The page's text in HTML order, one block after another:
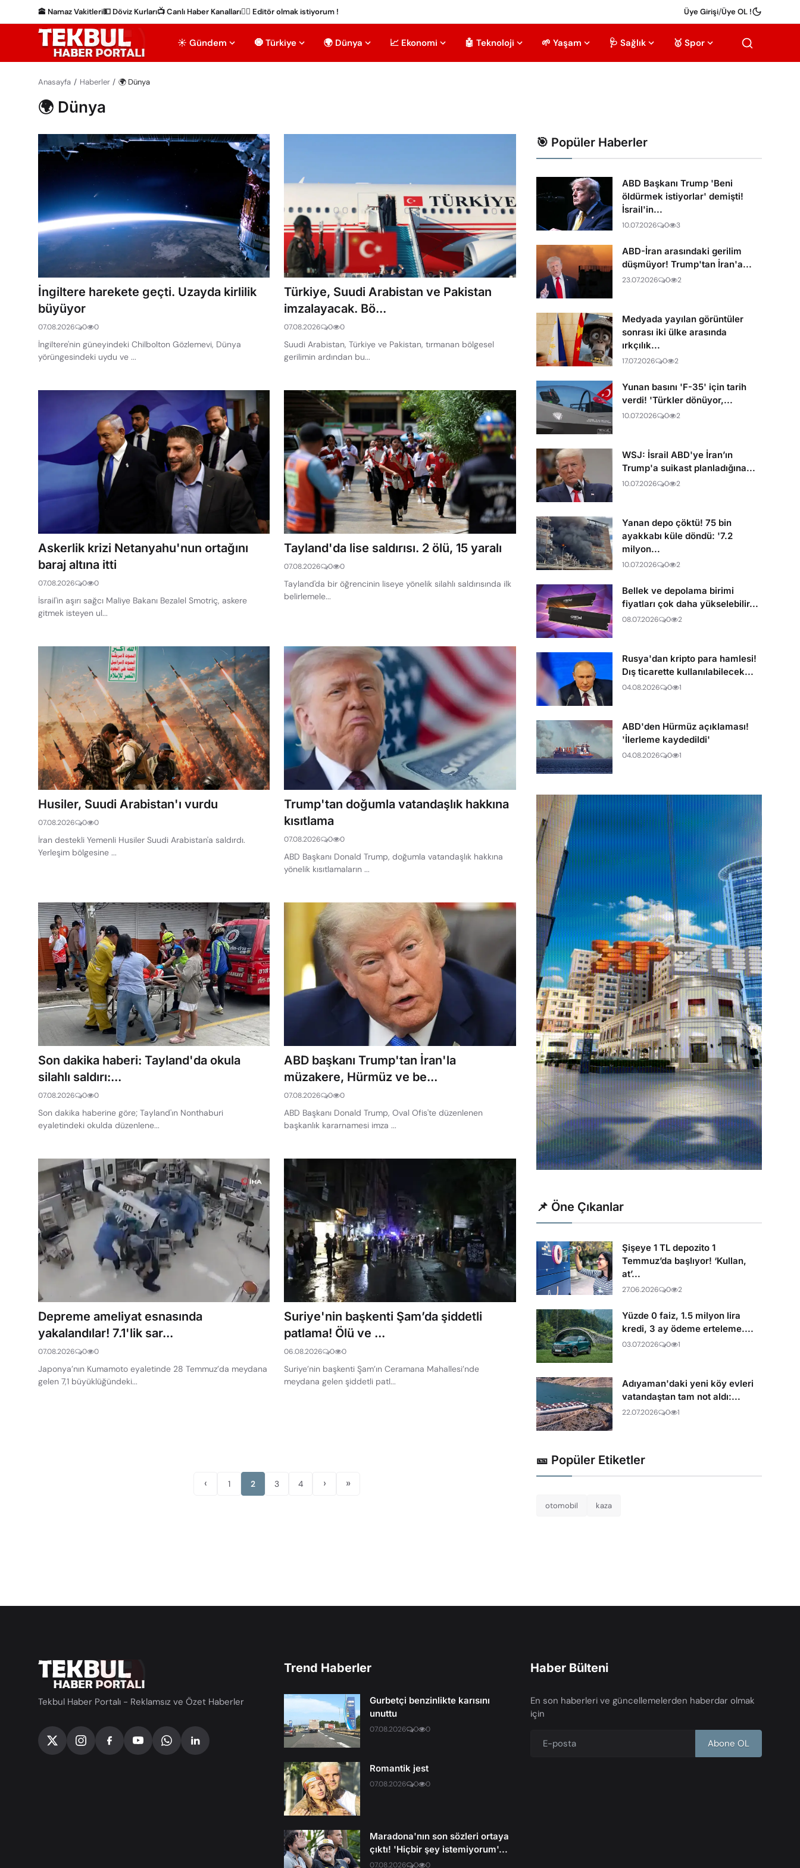
🕋 Namaz Vakitleri💵 Döviz Kurları📺 Canlı Haber Kanalları✍🏻 Editör olmak istiyorum ! Üye Girişi/Üye OL !
☀️ Gündem 🧿 Türkiye 🌍 Dünya 📈 Ekonomi 🤖 Teknoloji 🌱 Yaşam 🩺 Sağlık 🥇 Spor
Anasayfa Haberler 🌍 Dünya
🌍 Dünya
İngiltere harekete geçti. Uzayda kirlilik
büyüyor
07.08.2026 0 0
İngiltere'nin güneyindeki Chilbolton Gözlemevi, Dünya
yörüngesindeki uydu ve ...
Türkiye, Suudi Arabistan ve Pakistan
imzalayacak. Bö...
07.08.2026 0 0
Suudi Arabistan, Türkiye ve Pakistan, tırmanan bölgesel
gerilimin ardından bu...
Askerlik krizi Netanyahu'nun ortağını
baraj altına itti
07.08.2026 0 0
İsrail'in aşırı sağcı Maliye Bakanı Bezalel Smotriç, askere
gitmek isteyen ul...
Tayland'da lise saldırısı. 2 ölü, 15 yaralı
07.08.2026 0 0
Tayland'da bir öğrencinin liseye yönelik silahlı saldırısında ilk
belirlemele...
Husiler, Suudi Arabistan'ı vurdu
07.08.2026 0 0
İran destekli Yemenli Husiler Suudi Arabistan'a saldırdı.
Yerleşim bölgesine ...
Trump'tan doğumla vatandaşlık hakkına
kısıtlama
07.08.2026 0 0
ABD Başkanı Donald Trump, doğumla vatandaşlık hakkına
yönelik kısıtlamaların ...
Son dakika haberi: Tayland'da okula
silahlı saldırı:...
07.08.2026 0 0
Son dakika haberine göre; Tayland'ın Nonthaburi
eyaletindeki okulda düzenlene...
ABD başkanı Trump'tan İran'la
müzakere, Hürmüz ve be...
07.08.2026 0 0
ABD Başkanı Donald Trump, Oval Ofis'te düzenlenen
başkanlık kararnamesi imza ...
Depreme ameliyat esnasında
yakalandılar! 7.1'lik sar...
07.08.2026 0 0
Japonya’nın Kumamoto eyaletinde 28 Temmuz’da meydana
gelen 7,1 büyüklüğündeki...
Suriye'nin başkenti Şam’da şiddetli
patlama! Ölü ve ...
06.08.2026 0 0
Suriye’nin başkenti Şam’ın Ceramana Mahallesi’nde
meydana gelen şiddetli patl...
‹ 1 2 3 4 › »
🎯 Popüler Haberler
ABD Başkanı Trump 'Beni
öldürmek istiyorlar' demişti!
İsrail'in...
10.07.2026 0 3
ABD-İran arasındaki gerilim
düşmüyor! Trump'tan İran'a...
23.07.2026 0 2
Medyada yayılan görüntüler
sonrası iki ülke arasında
ırkçılık...
17.07.2026 0 2
Yunan basını 'F-35' için tarih
verdi! 'Türkler dönüyor,...
10.07.2026 0 2
WSJ: İsrail ABD'ye İran’ın
Trump'a suikast planladığına...
10.07.2026 0 2
Yanan depo çöktü! 75 bin
ayakkabı küle döndü: '7.2
milyon...
10.07.2026 0 2
Bellek ve depolama birimi
fiyatları çok daha yükselebilir...
08.07.2026 0 2
Rusya'dan kripto para hamlesi!
Dış ticarette kullanılabilecek...
04.08.2026 0 1
ABD'den Hürmüz açıklaması!
'İlerleme kaydedildi'
04.08.2026 0 1
📌 Öne Çıkanlar
Şişeye 1 TL depozito 1
Temmuz’da başlıyor! ‘Kullan,
at’...
27.06.2026 0 2
Yüzde 0 faiz, 1.5 milyon lira
kredi, 3 ay ödeme erteleme....
03.07.2026 0 1
Adıyaman'daki yeni köy evleri
vatandaştan tam not aldı:...
22.07.2026 0 1
🎫 Popüler Etiketler
otomobil kaza
Tekbul Haber Portalı - Reklamsız ve Özet Haberler
Trend Haberler
Gurbetçi benzinlikte karısını
unuttu
07.08.2026 0 0
Romantik jest
07.08.2026 0 0
Maradona'nın son sözleri ortaya
çıktı! 'Hiçbir şey istemiyorum'...
07.08.2026 0 0
Haber Bülteni
En son haberleri ve güncellemelerden haberdar olmak
için
Abone OL